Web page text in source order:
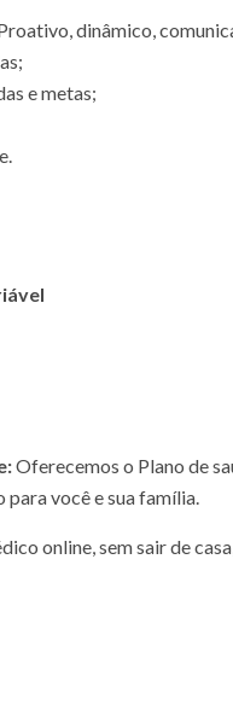
dinâmico,
e metas;
Oferecemos o Plano de
você e sua família.
online, sem sair de